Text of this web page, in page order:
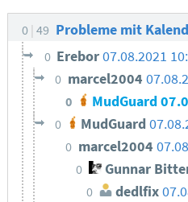
0 49 Probleme mit
0 Erebor07.08.2021
0 marcel2004
0 MudGuard
0 MudGuard
0 marcel2004
0 Gunnar
0 dedlfix